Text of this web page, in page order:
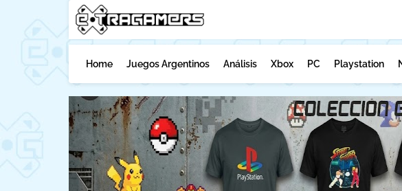
Home Juegos Argentinos Análisis Xbox PC Playstation